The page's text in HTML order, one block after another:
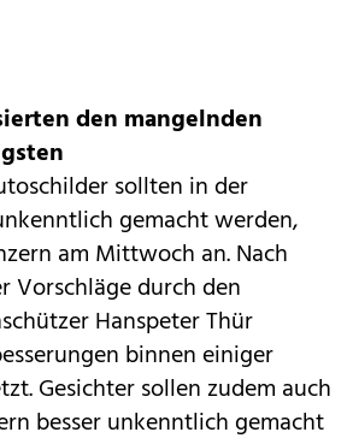
den mangelnden
sollten in der
gemacht werden,
am Mittwoch an. Nach
Vorschläge durch den
Hanspeter Thür
binnen einiger
Gesichter sollen zudem auch
besser unkenntlich gemacht